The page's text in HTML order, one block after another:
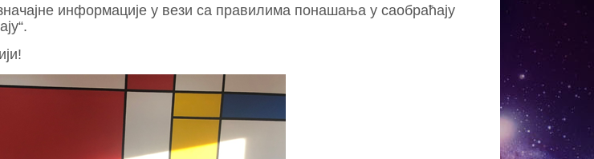
информације у вези са правилима понашања у саобраћају